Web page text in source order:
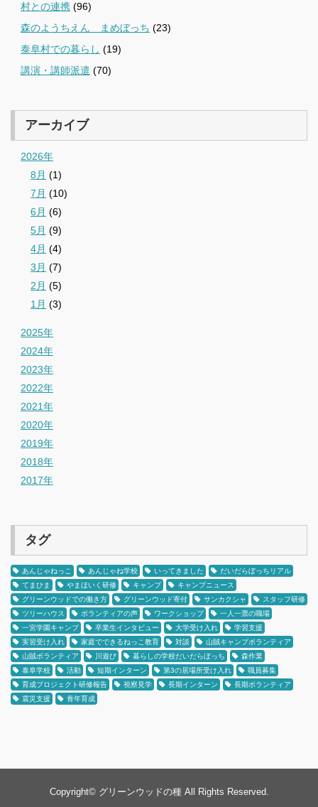
村との連携 (96)
森のようちえん まめぼっち (23)
泰阜村での暮らし (19)
講演・講師派遣 (70)
アーカイブ
2026年
8月 (1)
7月 (10)
6月 (6)
5月 (9)
4月 (4)
3月 (7)
2月 (5)
1月 (3)
2025年
2024年
2023年
2022年
2021年
2020年
2019年
2018年
2017年
タグ
あんじゃねっこ あんじゃね学校 いってきました
だいだらぼっちリアル
てまひま
やまほいく研修 キャンプ
キャンプニュース
グリーンウッドでの働き方
グリーンウッド寄付 サンカクシャ
スタッフ研修
ツリーハウス
ボランティアの声 ワークショップ
一人一票の職場
一宮学園キャンプ
卒業生インタビュー 大学受け入れ
学習支援
実習受け入れ
家庭でできるねっこ教育 対談
山賊キャンプボランティア
山賊ボランティア
川遊び 暮らしの学校だいだらぼっち
森作業
泰阜学校
活動 短期インターン 第3の居場所受け入れ
職員募集
育成プロジェクト研修報告
視察見学 長期インターン
長期ボランティア
震災支援
青年育成
Copyright© グリーンウッドの種All Rights Reserved.